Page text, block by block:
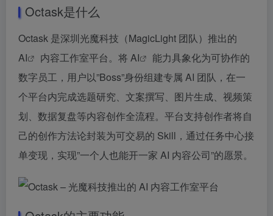
Octask是什么
Octask 是深圳光魔科技（MagicLight 团队）推出的
AI
内容工作室平台。将 AI
能力具象化为可协作的
数字员工，用户以”Boss”身份组建专属 AI 团队，在一
个平台内完成选题研究、文案撰写、图片生成、视频策
划、数据复盘等内容创作全流程。平台支持创作者将自
己的创作方法论封装为可交易的 Skill，通过任务中心接
单变现，实现”一个人也能开一家 AI 内容公司”的愿景。